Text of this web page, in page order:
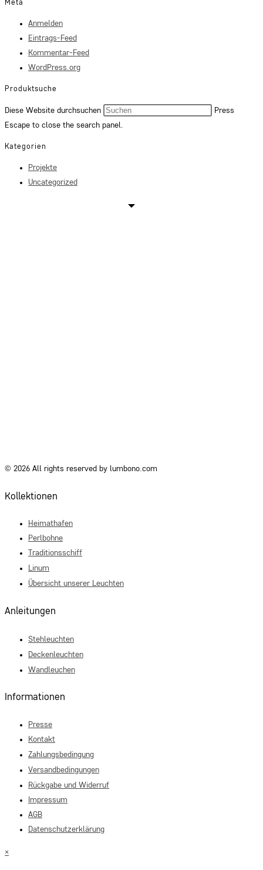
Meta
Anmelden
Eintrags-Feed
Kommentar-Feed
WordPress.org
Produktsuche
Diese Website durchsuchen
Press
Escape to close the search panel.
Kategorien
Projekte
Uncategorized
© 2026 All rights reserved by lumbono.com
Kollektionen
Heimathafen
Perlbohne
Traditionsschiff
Linum
Übersicht unserer Leuchten
Anleitungen
Stehleuchten
Deckenleuchten
Wandleuchen
Informationen
Presse
Kontakt
Zahlungsbedingung
Versandbedingungen
Rückgabe und Widerruf
Impressum
AGB
Datenschutzerklärung
×